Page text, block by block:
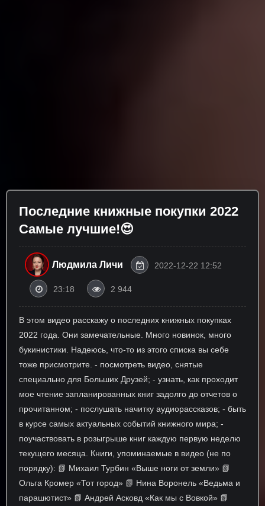
Последние книжные покупки 2022
Самые лучшие!😍
Людмила Личи 2022-12-22 12:52
23:18 2 944
В этом видео расскажу о последних книжных покупках
2022 года. Они замечательные. Много новинок, много
букинистики. Надеюсь, что-то из этого списка вы себе
тоже присмотрите. - посмотреть видео, снятые
специально для Больших Друзей; - узнать, как проходит
мое чтение запланированных книг задолго до отчетов о
прочитанном; - послушать начитку аудиорассказов; - быть
в курсе самых актуальных событий книжного мира; -
поучаствовать в розыгрыше книг каждую первую неделю
текущего месяца. Книги, упоминаемые в видео (не по
порядку): 📗 Михаил Турбин «Выше ноги от земли» 📗
Ольга Кромер «Тот город» 📗 Нина Воронель «Ведьма и
парашютист» 📗 Андрей Асковд «Как мы с Вовкой» 📗